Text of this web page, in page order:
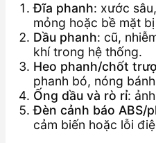
Đĩa phanh: xước
mỏng hoặc bề mặt
Dầu phanh: cũ,
khí trong hệ thống.
Heo phanh/chốt
phanh bó, nóng
Ống dầu và rò rỉ:
Đèn cảnh báo ABS/
cảm biến hoặc lỗi